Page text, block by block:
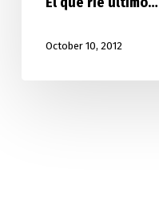
October 10, 2012